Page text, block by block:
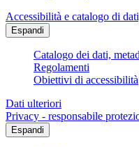
Accessibilità e catalogo di
Espandi
Catalogo dei dati,
Regolamenti
Obiettivi di accessibilità
Dati ulteriori
Privacy - responsabile
Espandi